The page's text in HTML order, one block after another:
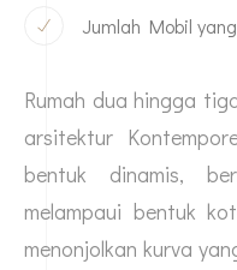
Jumlah Mobil
Rumah dua hingga
arsitektur
bentuk dinamis,
melampaui bentuk
menonjolkan kurva